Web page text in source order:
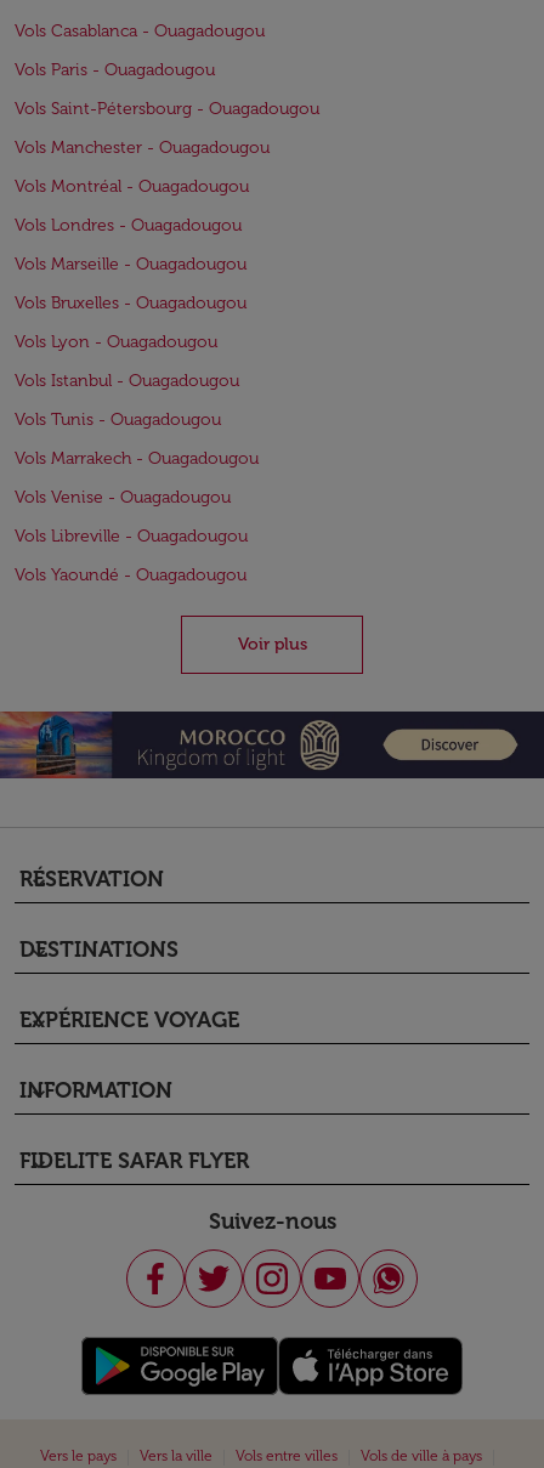
Vols Casablanca - Ouagadougou
Vols Paris - Ouagadougou
Vols Saint-Pétersbourg - Ouagadougou
Vols Manchester - Ouagadougou
Vols Montréal - Ouagadougou
Vols Londres - Ouagadougou
Vols Marseille - Ouagadougou
Vols Bruxelles - Ouagadougou
Vols Lyon - Ouagadougou
Vols Istanbul - Ouagadougou
Vols Tunis - Ouagadougou
Vols Marrakech - Ouagadougou
Vols Venise - Ouagadougou
Vols Libreville - Ouagadougou
Vols Yaoundé - Ouagadougou
Voir plus
RÉSERVATION
keyboard_arrow_down
DESTINATIONS
keyboard_arrow_down
EXPÉRIENCE VOYAGE
keyboard_arrow_down
INFORMATION
keyboard_arrow_down
FIDELITE SAFAR FLYER
keyboard_arrow_down
Suivez-nous
Vers le pays Vers la ville Vols entre villes Vols de ville à pays